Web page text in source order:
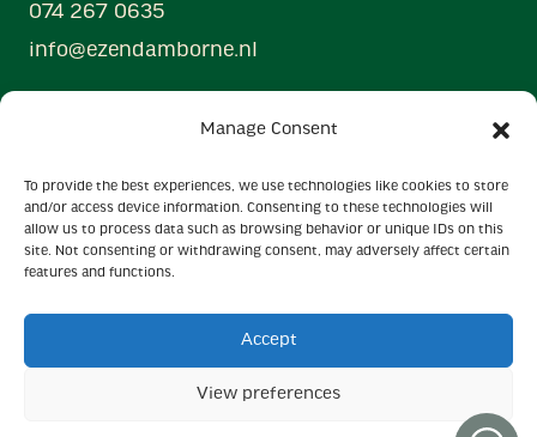
Manage Consent
To provide the best experiences, we use technologies like cookies to store
and/or access device information. Consenting to these technologies will
allow us to process data such as browsing behavior or unique IDs on this
site. Not consenting or withdrawing consent, may adversely affect certain
features and functions.
Accept
View preferences
074 267 0635
info@ezendamborne.nl
Powered by
Ezendam group
Privacy verklaring